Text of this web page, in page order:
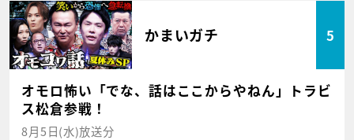
かまいガチ 5
オモロ怖い「でな、話はここからやねん」トラビ
ス松倉参戦！
8月5日(水)放送分